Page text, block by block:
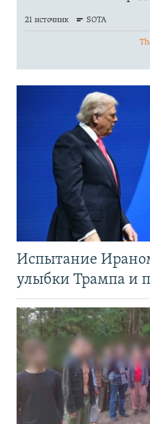
Испытание
улыбки Трампа и